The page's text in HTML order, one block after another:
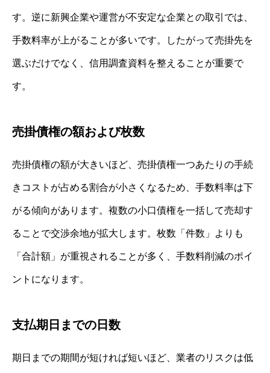
す。逆に新興企業や運営が不安定な企業との取引では、
手数料率が上がることが多いです。したがって売掛先を
選ぶだけでなく、信用調査資料を整えることが重要で
す。
売掛債権の額および枚数
売掛債権の額が大きいほど、売掛債権一つあたりの手続
きコストが占める割合が小さくなるため、手数料率は下
がる傾向があります。複数の小口債権を一括して売却す
ることで交渉余地が拡大します。枚数「件数」よりも
「合計額」が重視されることが多く、手数料削減のポイ
ントになります。
支払期日までの日数
期日までの期間が短ければ短いほど、業者のリスクは低